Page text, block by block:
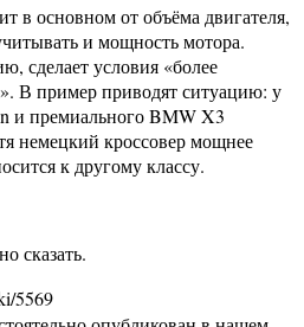
в основном от объёма двигателя,
и мощность мотора.
сделает условия «более
В пример приводят ситуацию: у
и премиального BMW X3
немецкий кроссовер мощнее
к другому классу.
сказать.
5569